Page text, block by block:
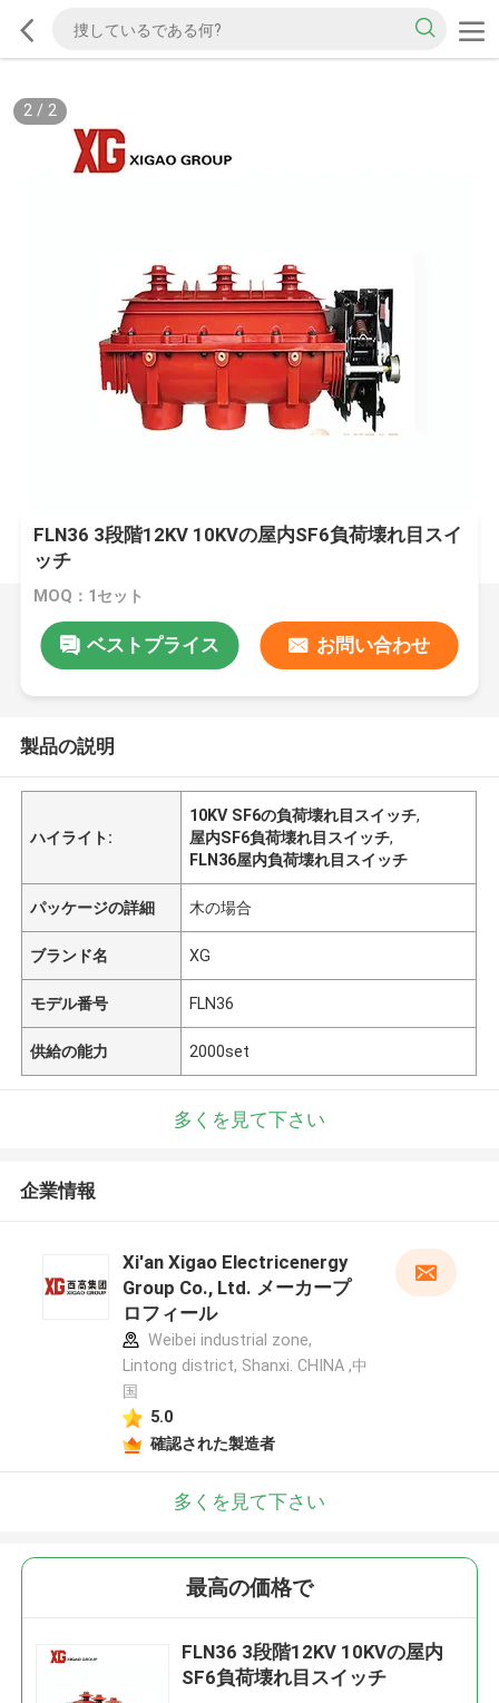
2/ 2
FLN36 3段階12KV 10KVの屋内SF6負荷壊れ目スイ
ッチ
MOQ：1セット
ベストプライス お問い合わせ
製品の説明
ハイライト:
10KV SF6の負荷壊れ目スイッチ,
屋内SF6負荷壊れ目スイッチ,
FLN36屋内負荷壊れ目スイッチ
パッケージの詳細 木の場合
ブランド名 XG
モデル番号 FLN36
供給の能力 2000set
多くを見て下さい
企業情報
Xi'an Xigao Electricenergy
Group Co., Ltd. メーカープ
ロフィール
Weibei industrial zone,
Lintong district, Shanxi. CHINA ,中
国
5.0
確認された製造者
多くを見て下さい
最高の価格で
FLN36 3段階12KV 10KVの屋内
SF6負荷壊れ目スイッチ